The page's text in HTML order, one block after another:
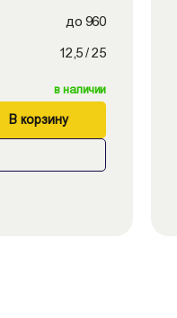
до 960
12,5 / 25
в наличии
В корзину